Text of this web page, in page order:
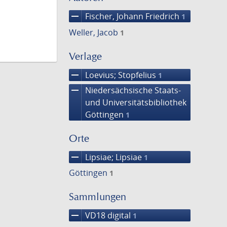
remove Fischer, Johann Friedrich 1
Weller, Jacob 1
Verlage
remove Loevius; Stopfelius 1
remove
Niedersächsische Staats-
und Universitätsbibliothek
Göttingen 1
Orte
remove Lipsiae; Lipsiae 1
Göttingen 1
Sammlungen
remove VD18 digital 1